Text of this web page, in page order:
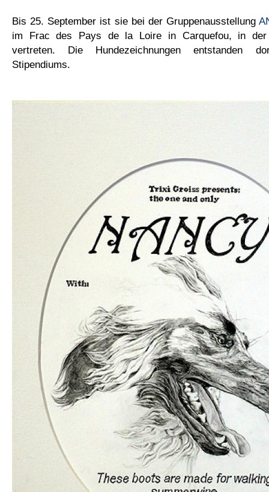
Bis 25. September ist sie bei der Gruppenausstellung
im Frac des Pays de la Loire in Carquefou, in
vertreten. Die Hundezeichnungen entstanden
Stipendiums.